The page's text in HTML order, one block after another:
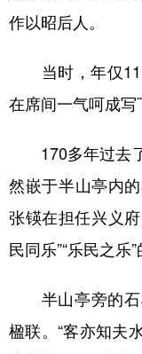
作以昭后人。
当时，年仅11
在席间一气呵成写
170多年过去了
然嵌于半山亭内
张锳在担任兴义
民同乐”“乐民之乐”
半山亭旁的石
楹联。“客亦知夫